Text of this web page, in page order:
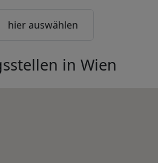
hier auswählen
in Wien